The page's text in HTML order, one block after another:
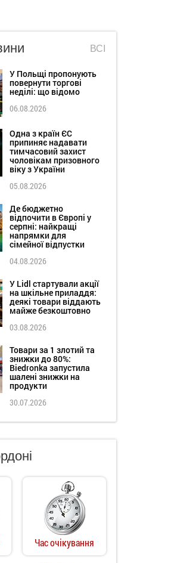
ВСІ
У Польщі пропонують
повернути торгові
неділі: що відомо
06.08.2026
Одна з країн ЄС
припиняє надавати
тимчасовий захист
чоловікам призовного
віку з України
05.08.2026
Де бюджетно
відпочити в Європі у
серпні: найкращі
напрямки для
сімейної відпустки
04.08.2026
У Lidl стартували акції
на шкільне приладдя:
деякі товари віддають
майже безкоштовно
03.08.2026
Товари за 1 злотий та
знижки до 80%:
Biedronka запустила
шалені знижки на
продукти
30.07.2026
Час очікування